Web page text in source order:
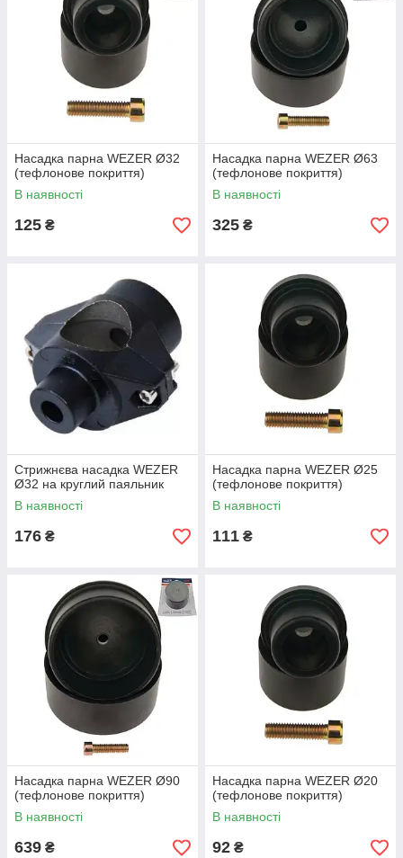
Насадка парна WEZER Ø32
(тефлонове покриття)
В наявності
125 ₴
Насадка парна WEZER Ø63
(тефлонове покриття)
В наявності
325 ₴
Стрижнєва насадка WEZER
Ø32 на круглий паяльник
В наявності
176 ₴
Насадка парна WEZER Ø25
(тефлонове покриття)
В наявності
111 ₴
Насадка парна WEZER Ø90
(тефлонове покриття)
В наявності
639 ₴
Насадка парна WEZER Ø20
(тефлонове покриття)
В наявності
92 ₴